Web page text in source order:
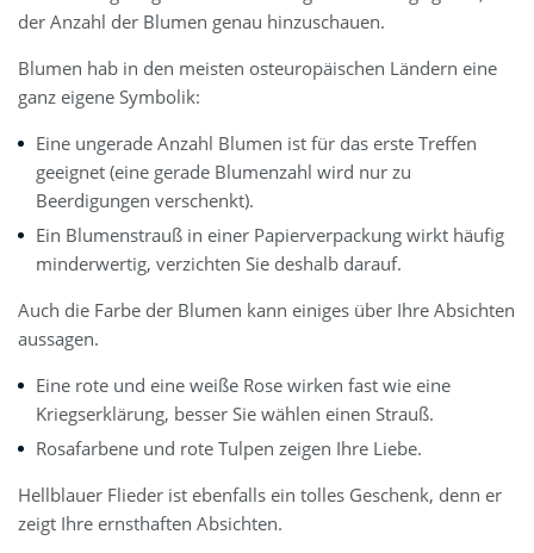
der Anzahl der Blumen genau hinzuschauen.
Blumen hab in den meisten osteuropäischen Ländern eine
ganz eigene Symbolik:
Eine ungerade Anzahl Blumen ist für das erste Treffen
geeignet (eine gerade Blumenzahl wird nur zu
Beerdigungen verschenkt).
Ein Blumenstrauß in einer Papierverpackung wirkt häufig
minderwertig, verzichten Sie deshalb darauf.
Auch die Farbe der Blumen kann einiges über Ihre Absichten
aussagen.
Eine rote und eine weiße Rose wirken fast wie eine
Kriegserklärung, besser Sie wählen einen Strauß.
Rosafarbene und rote Tulpen zeigen Ihre Liebe.
Hellblauer Flieder ist ebenfalls ein tolles Geschenk, denn er
zeigt Ihre ernsthaften Absichten.